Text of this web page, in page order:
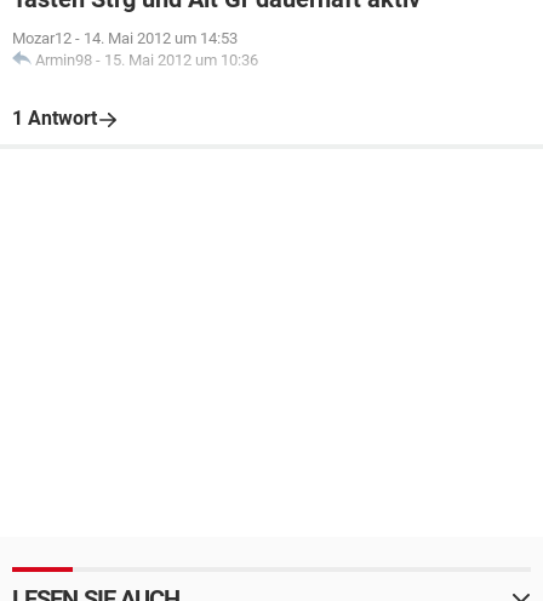
Mozar12 - 14. Mai 2012 um 14:53
Armin98 - 15. Mai 2012 um 10:36
1 Antwort